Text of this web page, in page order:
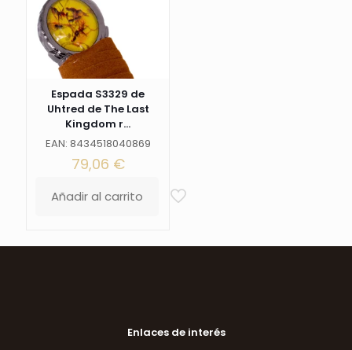
Espada S3329 de
Uhtred de The Last
Kingdom r...
EAN: 8434518040869
79,06 €
Añadir al carrito
Enlaces de interés